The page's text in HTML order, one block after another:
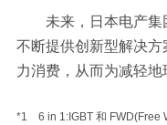
未来，日本电产集
不断提供创新型解决
力消费，从而为减轻地
*1 6 in 1:IGBT 和 FWD(Free